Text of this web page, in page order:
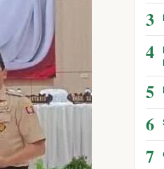
3
4
5
6
7